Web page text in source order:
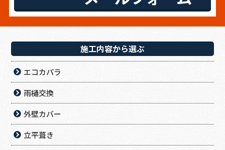
施工内容から選ぶ
エコカパラ
雨樋交換
外壁カバー
立平葺き